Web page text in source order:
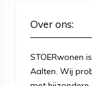
Over ons:
STOERwonen
Aalten. Wij